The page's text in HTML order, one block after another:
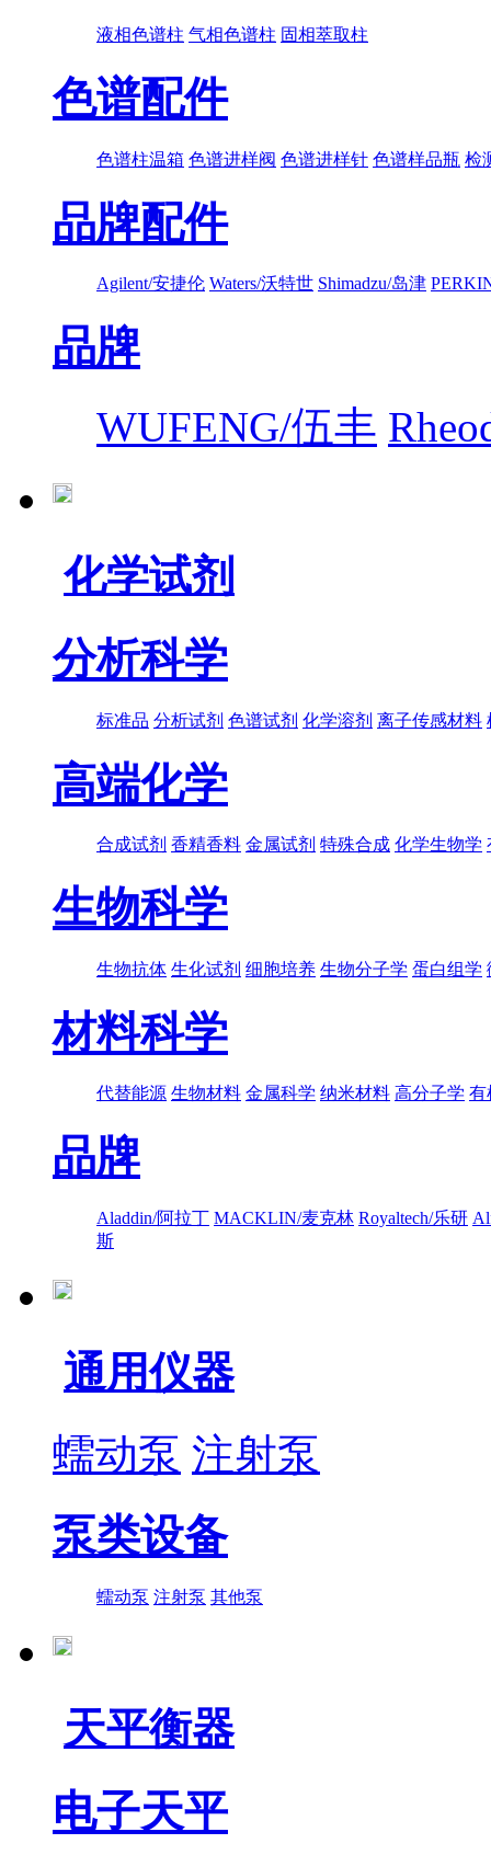
液相色谱柱 气相色谱柱 固相萃取柱
色谱配件
色谱柱温箱 色谱进样阀 色谱进样针 色谱样品瓶 检
品牌配件
Agilent/安捷伦 Waters/沃特世 Shimadzu/岛津
品牌
WUFENG/伍丰
化学试剂
分析科学
标准品 分析试剂 色谱试剂 化学溶剂 离子传感材料
高端化学
合成试剂 香精香料 金属试剂 特殊合成 化学生物学
生物科学
生物抗体 生化试剂 细胞培养 生物分子学 蛋白组学
材料科学
代替能源 生物材料 金属科学 纳米材料 高分子学 有
品牌
Aladdin/阿拉丁 MACKLIN/麦克林 Royaltech/乐研
斯
通用仪器
蠕动泵 注射泵
泵类设备
蠕动泵 注射泵 其他泵
天平衡器
电子天平